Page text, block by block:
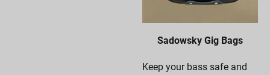
Sadowsky Gig Bags
Keep your bass safe and